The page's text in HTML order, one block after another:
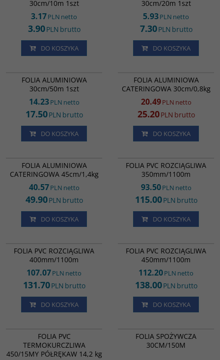
30cm/10m 1szt
3.17PLN netto
3.90PLN brutto
DO KOSZYKA
30cm/20m 1szt
5.93PLN netto
7.30PLN brutto
DO KOSZYKA
FOLIA ALUMINIOWA
30cm/50m 1szt
14.23PLN netto
17.50PLN brutto
DO KOSZYKA
PROMOCJA
FOLIA ALUMINIOWA
CATERINGOWA 30cm/0,8kg
20.49PLN netto
25.20PLN brutto
DO KOSZYKA
FOLIA ALUMINIOWA
CATERINGOWA 45cm/1,4kg
40.57PLN netto
49.90PLN brutto
DO KOSZYKA
FOLIA PVC ROZCIĄGLIWA
350mm/1100m
93.50PLN netto
115.00PLN brutto
DO KOSZYKA
FOLIA PVC ROZCIĄGLIWA
400mm/1100m
107.07PLN netto
131.70PLN brutto
DO KOSZYKA
FOLIA PVC ROZCIĄGLIWA
450mm/1100m
112.20PLN netto
138.00PLN brutto
DO KOSZYKA
FOLIA PVC
TERMOKURCZLIWA
450/15MY PÓŁRĘKAW 14,2 kg
BESTSELLER
FOLIA SPOŻYWCZA 30CM/150M
FOLIA SPOŻYWCZA
30CM/150M